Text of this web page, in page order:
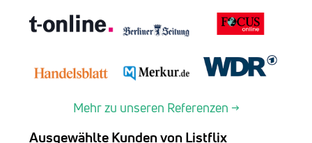
Mehr zu unseren Referenzen →
Ausgewählte Kunden von Listflix